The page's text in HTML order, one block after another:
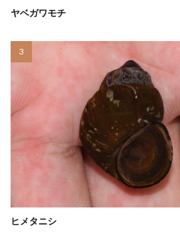
ヤベガワモチ
ヒメタニシ